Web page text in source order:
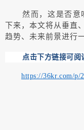
然而，这是否
下来，本文将从垂直
趋势、未来前景进行
点击下方链接可阅
https://36kr.com/p/